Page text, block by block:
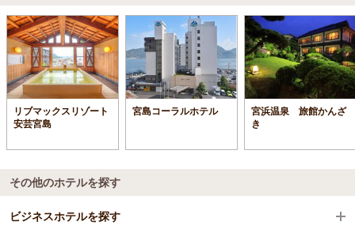
リブマックスリゾート
安芸宮島
宮島コーラルホテル
宮浜温泉 旅館かんざ
き
その他のホテルを探す
ビジネスホテルを探す